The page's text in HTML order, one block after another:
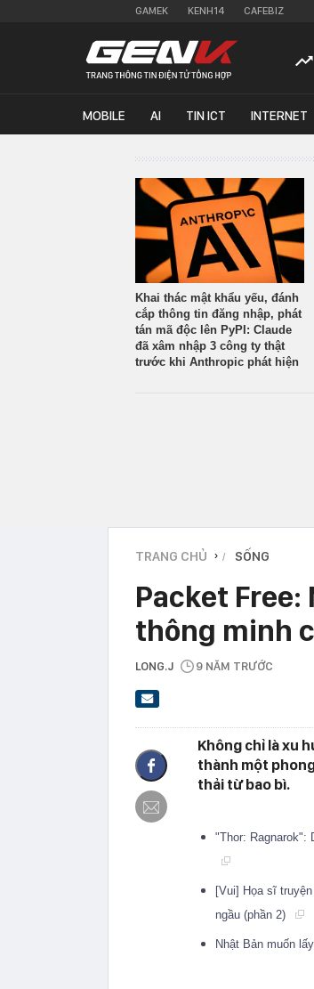
GAMEK KENH14 CAFEBIZ
MOBILE AI TIN ICT INTERNET
Khai thác mật khẩu yếu, đánh
cắp thông tin đăng nhập, phát
tán mã độc lên PyPI: Claude
đã xâm nhập 3 công ty thật
trước khi Anthropic phát hiện
TRANG CHỦ › SỐNG
Packet
thông minh
LONG.J 9 NĂM TRƯỚC
Không chỉ là xu
thành một
thải từ bao bì.
"Thor: Ragnarok":
[Vui] Họa sĩ
ngầu (phần 2)
Nhật Bản muốn